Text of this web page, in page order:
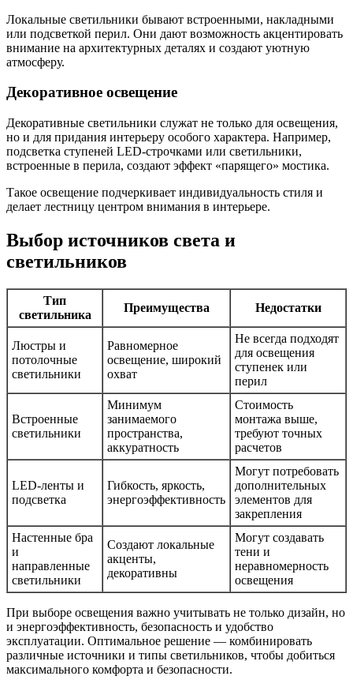
Локальные светильники бывают встроенными, накладными
или подсветкой перил. Они дают возможность акцентировать
внимание на архитектурных деталях и создают уютную
атмосферу.
Декоративное освещение
Декоративные светильники служат не только для освещения,
но и для придания интерьеру особого характера. Например,
подсветка ступеней LED-строчками или светильники,
встроенные в перила, создают эффект «парящего» мостика.
Такое освещение подчеркивает индивидуальность стиля и
делает лестницу центром внимания в интерьере.
Выбор источников света и
светильников
Тип
светильника
Преимущества Недостатки
Люстры и
потолочные
светильники
Равномерное
освещение, широкий
охват
Не всегда подходят
для освещения
ступенек или
перил
Встроенные
светильники
Минимум
занимаемого
пространства,
аккуратность
Стоимость
монтажа выше,
требуют точных
расчетов
LED-ленты и
подсветка
Гибкость, яркость,
энергоэффективность
Могут потребовать
дополнительных
элементов для
закрепления
Настенные бра
и
направленные
светильники
Создают локальные
акценты,
декоративны
Могут создавать
тени и
неравномерность
освещения
При выборе освещения важно учитывать не только дизайн, но
и энергоэффективность, безопасность и удобство
эксплуатации. Оптимальное решение — комбинировать
различные источники и типы светильников, чтобы добиться
максимального комфорта и безопасности.